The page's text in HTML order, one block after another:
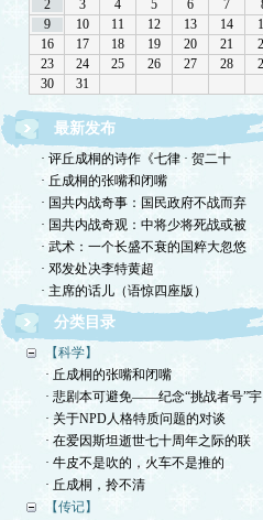
最新发布
· 评丘成桐的诗作《七律 · 贺二十
· 丘成桐的张嘴和闭嘴
· 国共内战奇事：国民政府不战而弃
· 国共内战奇观：中将少将死战或被
· 武术：一个长盛不衰的国粹大忽悠
· 邓发处决李特黄超
· 主席的话儿（语惊四座版）
分类目录
【科学】
· 丘成桐的张嘴和闭嘴
· 悲剧本可避免——纪念“挑战者号”宇
· 关于NPD人格特质问题的对谈
· 在爱因斯坦逝世七十周年之际的联
· 牛皮不是吹的，火车不是推的
· 丘成桐，拎不清
【传记】